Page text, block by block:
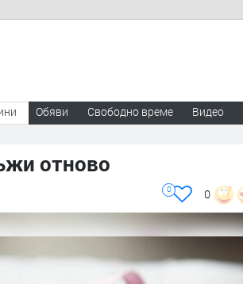
Обяви Свободно време Видео
отново
0
0